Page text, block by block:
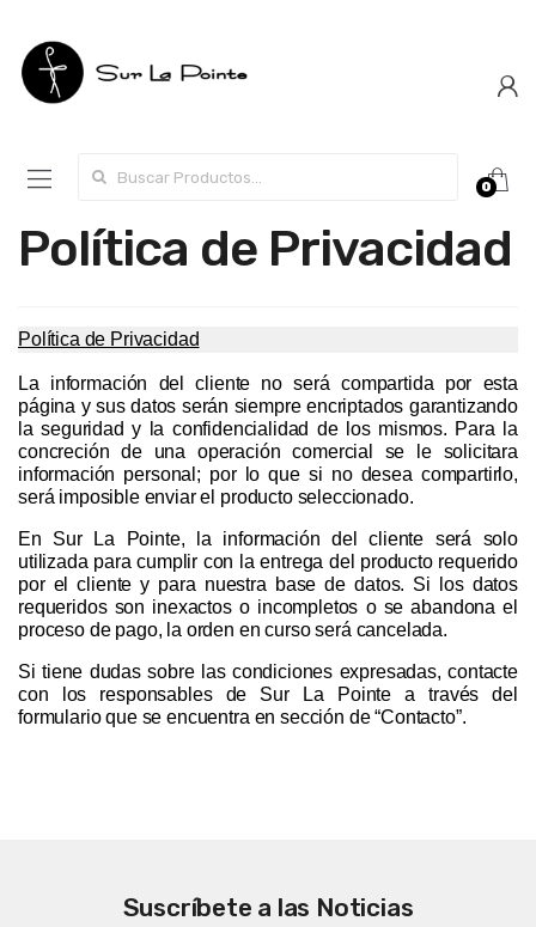
Search for:
0
Política de Privacidad
Política de Privacidad
La información del cliente no será compartida por esta
página y sus datos serán siempre encriptados garantizando
la seguridad y la confidencialidad de los mismos. Para la
concreción de una operación comercial se le solicitara
información personal; por lo que si no desea compartirlo,
será imposible enviar el producto seleccionado.
En Sur La Pointe, la información del cliente será solo
utilizada para cumplir con la entrega del producto requerido
por el cliente y para nuestra base de datos. Si los datos
requeridos son inexactos o incompletos o se abandona el
proceso de pago, la orden en curso será cancelada.
Si tiene dudas sobre las condiciones expresadas, contacte
con los responsables de Sur La Pointe a través del
formulario que se encuentra en sección de “Contacto”.
Suscríbete a las Noticias